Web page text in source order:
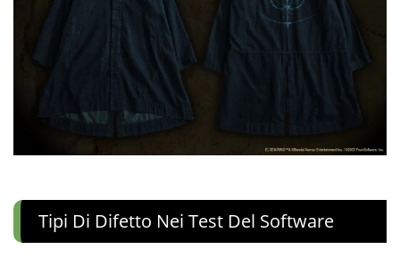
Tipi Di Difetto Nei Test Del Software